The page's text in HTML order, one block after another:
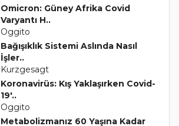
Omicron: Güney Afrika Covid
Varyantı H..
Oggito
Bağışıklık Sistemi Aslında Nasıl
İşler..
Kurzgesagt
Koronavirüs: Kış Yaklaşırken Covid-
19'..
Oggito
Metabolizmanız 60 Yaşına Kadar